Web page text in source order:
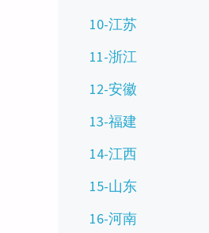
10-江苏
11-浙江
12-安徽
13-福建
14-江西
15-山东
16-河南